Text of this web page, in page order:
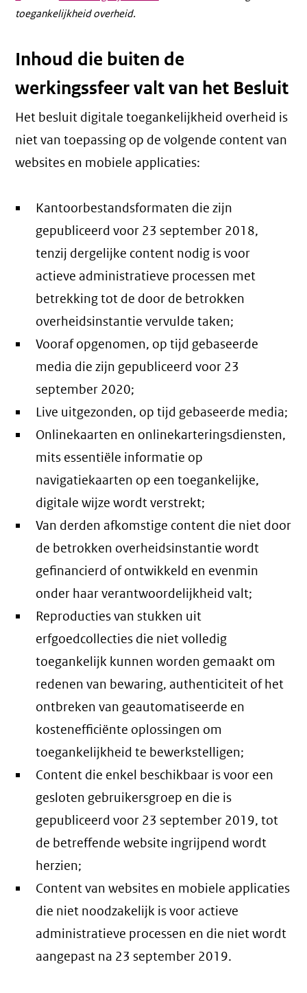
link)
toegankelijkheid overheid.
Inhoud die buiten de
werkingssfeer valt van het Besluit
Het besluit digitale toegankelijkheid overheid is
niet van toepassing op de volgende content van
websites en mobiele applicaties:
Kantoorbestandsformaten die zijn
gepubliceerd voor 23 september 2018,
tenzij dergelijke content nodig is voor
actieve administratieve processen met
betrekking tot de door de betrokken
overheidsinstantie vervulde taken;
Vooraf opgenomen, op tijd gebaseerde
media die zijn gepubliceerd voor 23
september 2020;
Live uitgezonden, op tijd gebaseerde media;
Onlinekaarten en onlinekarteringsdiensten,
mits essentiële informatie op
navigatiekaarten op een toegankelijke,
digitale wijze wordt verstrekt;
Van derden afkomstige content die niet door
de betrokken overheidsinstantie wordt
gefinancierd of ontwikkeld en evenmin
onder haar verantwoordelijkheid valt;
Reproducties van stukken uit
erfgoedcollecties die niet volledig
toegankelijk kunnen worden gemaakt om
redenen van bewaring, authenticiteit of het
ontbreken van geautomatiseerde en
kostenefficiënte oplossingen om
toegankelijkheid te bewerkstelligen;
Content die enkel beschikbaar is voor een
gesloten gebruikersgroep en die is
gepubliceerd voor 23 september 2019, tot
de betreffende website ingrijpend wordt
herzien;
Content van websites en mobiele applicaties
die niet noodzakelijk is voor actieve
administratieve processen en die niet wordt
aangepast na 23 september 2019.